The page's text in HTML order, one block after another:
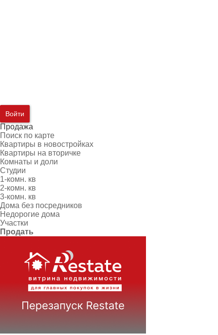
Войти
Продажа
Поиск по карте
Квартиры в новостройках
Квартиры на вторичке
Комнаты и доли
Студии
1-комн. кв
2-комн. кв
3-комн. кв
Дома без посредников
Недорогие дома
Участки
Продать